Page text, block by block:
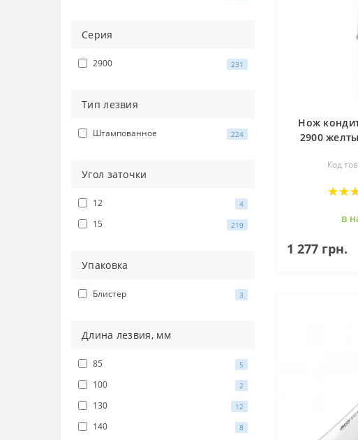
Серия
2900 231
Тип лезвия
Штампованное 224
Угол заточки
12 4
15 219
Упаковка
Блистер 3
Длина лезвия, мм
85 5
100 2
130 12
140 8
Нож
2900
Код
в
1 277 грн.